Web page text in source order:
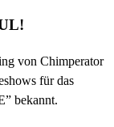
von Chimperator
für das
bekannt.